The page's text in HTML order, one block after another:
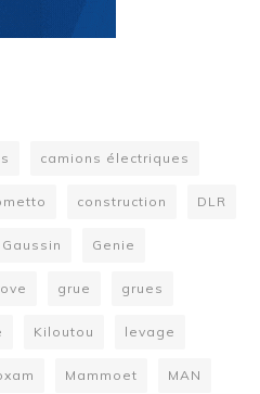
camions électriques
construction DLR
Gaussin Genie
grue grues
Kiloutou levage
Mammoet MAN